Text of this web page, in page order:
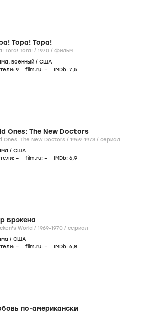
Тора! Тора!
Tora! Tora! Tora! / 1970 / фильм
, военный / США
9 film.ru: – IMDb: 7,5
Ones: The New Doctors
Bold Ones: The New Doctors / 1969-1973 / сериал
/ США
– film.ru: – IMDb: 6,9
Брэкена
Bracken's World / 1969-1970 / сериал
/ США
– film.ru: – IMDb: 6,8
по-американски